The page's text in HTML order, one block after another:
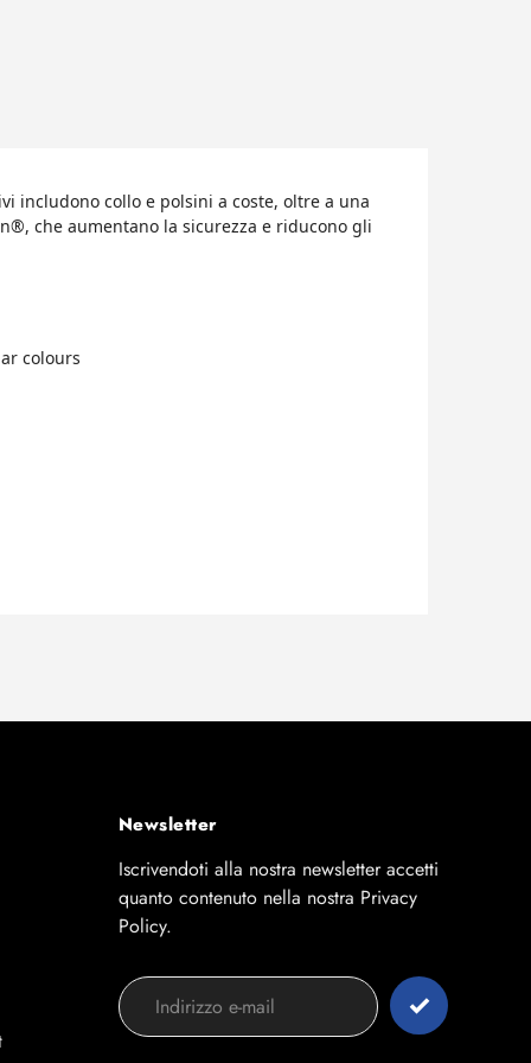
includono collo e polsini a coste, oltre a una
che aumentano la sicurezza e riducono gli
colours
Newsletter
Iscrivendoti alla nostra newsletter accetti
quanto contenuto nella nostra Privacy
Policy.